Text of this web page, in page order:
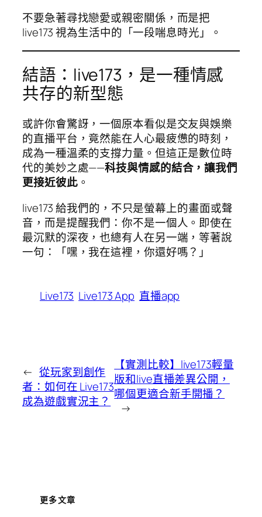
不要急著尋找戀愛或親密關係，而是把
live173 視為生活中的「一段喘息時光」。
結語：live173，是一種情感
共存的新型態
或許你會驚訝，一個原本看似是交友與娛樂
的直播平台，竟然能在人心最疲憊的時刻，
成為一種溫柔的支撐力量。但這正是數位時
代的美妙之處——科技與情感的結合，讓我們
更接近彼此。
live173 給我們的，不只是螢幕上的畫面或聲
音，而是提醒我們：你不是一個人。即使在
最沉默的深夜，也總有人在另一端，等著說
一句：「嘿，我在這裡，你還好嗎？」
Live173 Live173 App 直播app
← 從玩家到創作
者：如何在 Live173
成為遊戲實況主？
【實測比較】live173輕量
版和live直播差異公開，
哪個更適合新手開播？
→
更多文章